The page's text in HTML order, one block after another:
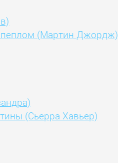
пеплом (Мартин Джордж)
(Сьерра Хавьер)